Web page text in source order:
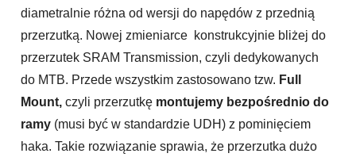
diametralnie różna od wersji do napędów z przednią
przerzutką. Nowej zmieniarce konstrukcyjnie bliżej do
przerzutek SRAM Transmission, czyli dedykowanych
do MTB. Przede wszystkim zastosowano tzw. Full
Mount, czyli przerzutkę montujemy bezpośrednio do
ramy (musi być w standardzie UDH) z pominięciem
haka. Takie rozwiązanie sprawia, że przerzutka dużo